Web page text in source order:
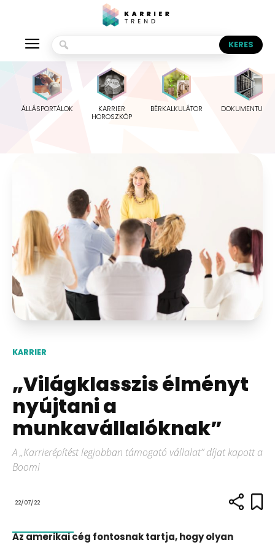
ÁLLÁSPORTÁLOK
KARRIER
HOROSZKÓP
BÉRKALKULÁTOR
KARRIER
„Világklasszis élményt
nyújtani a
munkavállalóknak”
A „Karrierépítést legjobban támogató vállalat” díjat kapott a
Boomi
22/07/22
Az amerikai cég fontosnak tartja, hogy olyan